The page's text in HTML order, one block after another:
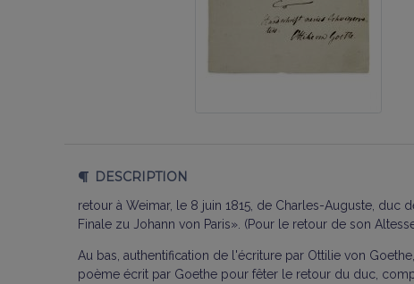
DESCRIPTION
retour à Weimar, le 8 juin 1815, de Charles-Auguste,
Finale zu Johann von Paris». (Pour le retour de son
Au bas, authentification de l'écriture par Ottilie von
poème écrit par Goethe pour fêter le retour du duc,